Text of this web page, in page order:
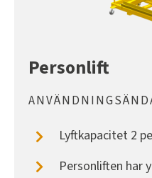
Personlift
Lyftkapacitet 2
Personliften